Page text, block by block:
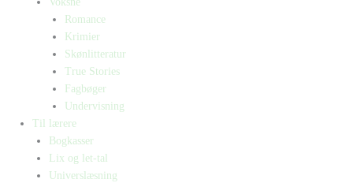
Romance
Krimier
Skønlitteratur
True Stories
Fagbøger
Undervisning
Til lærere
Bogkasser
Lix og let-tal
Universlæsning